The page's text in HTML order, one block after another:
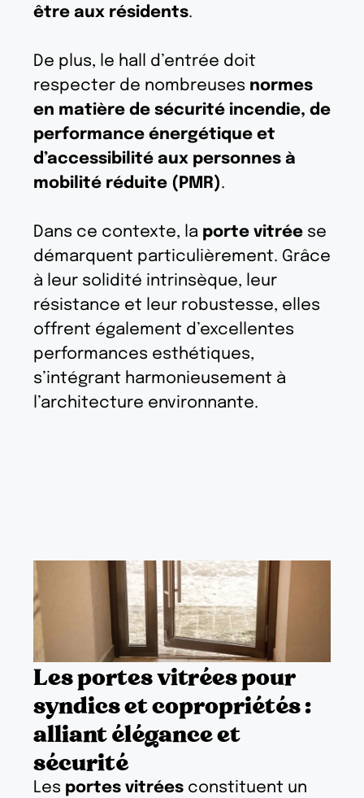
être aux résidents.
De plus, le hall d’entrée doit
respecter de nombreuses normes
en matière de sécurité incendie, de
performance énergétique et
d’accessibilité aux personnes à
mobilité réduite (PMR).
Dans ce contexte, la porte vitrée se
démarquent particulièrement. Grâce
à leur solidité intrinsèque, leur
résistance et leur robustesse, elles
offrent également d’excellentes
performances esthétiques,
s’intégrant harmonieusement à
l’architecture environnante.
Les portes vitrées pour
syndics et copropriétés :
alliant élégance et
sécurité
Les portes vitrées constituent un